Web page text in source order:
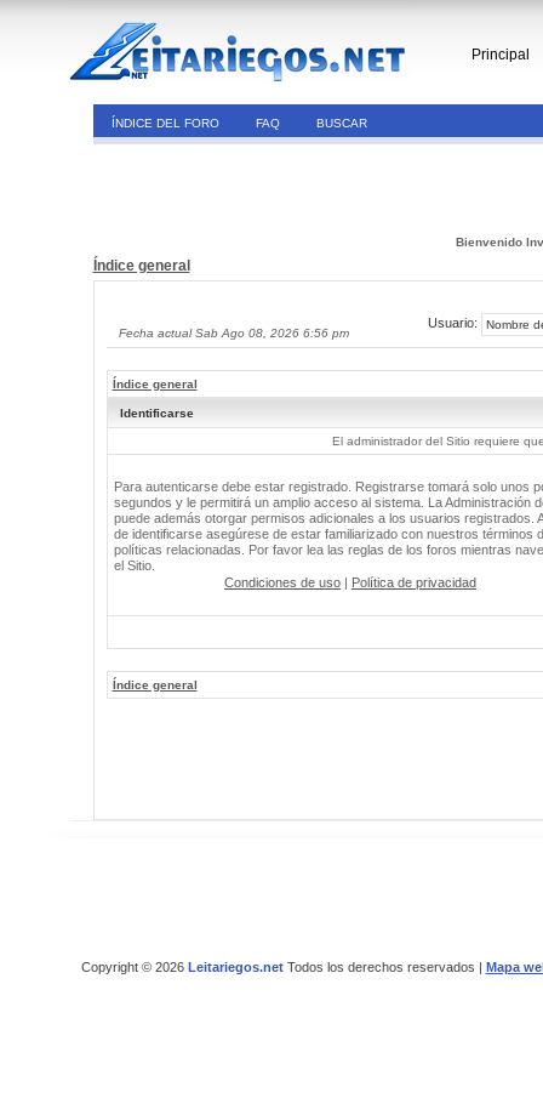
Principal
ÍNDICE DEL FORO FAQ BUSCAR
Bienvenido
Índice general
Fecha actual Sab Ago 08, 2026 6:56 pm
Usuario:
Índice general
Identificarse
El administrador del Sitio requiere
Para autenticarse debe estar registrado. Registrarse tomará solo unos
segundos y le permitirá un amplio acceso al sistema. La Administración
puede además otorgar permisos adicionales a los usuarios registrados.
de identificarse asegúrese de estar familiarizado con nuestros términos
políticas relacionadas. Por favor lea las reglas de los foros mientras
el Sitio.
Condiciones de uso | Política de privacidad
Índice general
Copyright © 2026 Leitariegos.netTodos los derechos reservados | Mapa